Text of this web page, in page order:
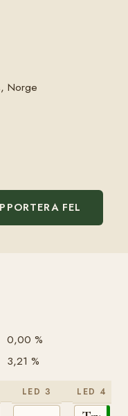
Norge
FEL
0,00 %
3,21 %
LED 3 LED 4